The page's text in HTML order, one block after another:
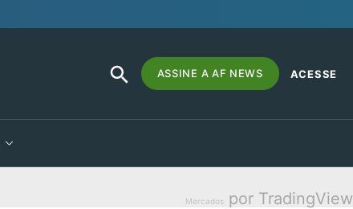
Search
for:
SEARCH
BUTTON
ASSINE A AF NEWS ACESSE
Mercados por TradingView